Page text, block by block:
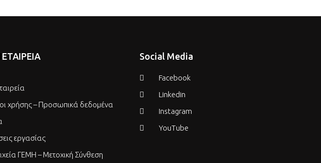
ΕΤΑΙΡΕΙΑ
χρήσης – Προσωπικά δεδομένα
εργασίας
ΓΕΜΗ – Μετοχική Σύνθεση
Social Media
Facebook
Linkedin
Instagram
YouTube